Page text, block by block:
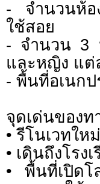
- จำนวนห้
ใช้สอย
- จำนวน 3
และหญิง แต่
- พื้นที่อเนกป
จุดเด่นของท
• รีโนเวทใ
• เดินถึงโร
• พื้นที่เปิดโ